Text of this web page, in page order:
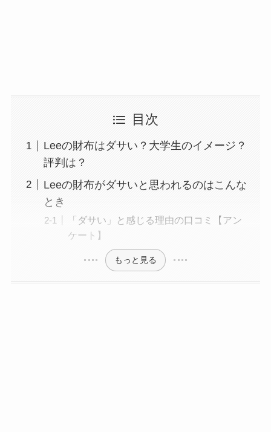
目次
Leeの財布はダサい？大学生のイメージ？
評判は？
Leeの財布がダサいと思われるのはこんな
とき
「ダサい」と感じる理由の口コミ【アン
ケート】
もっと見る